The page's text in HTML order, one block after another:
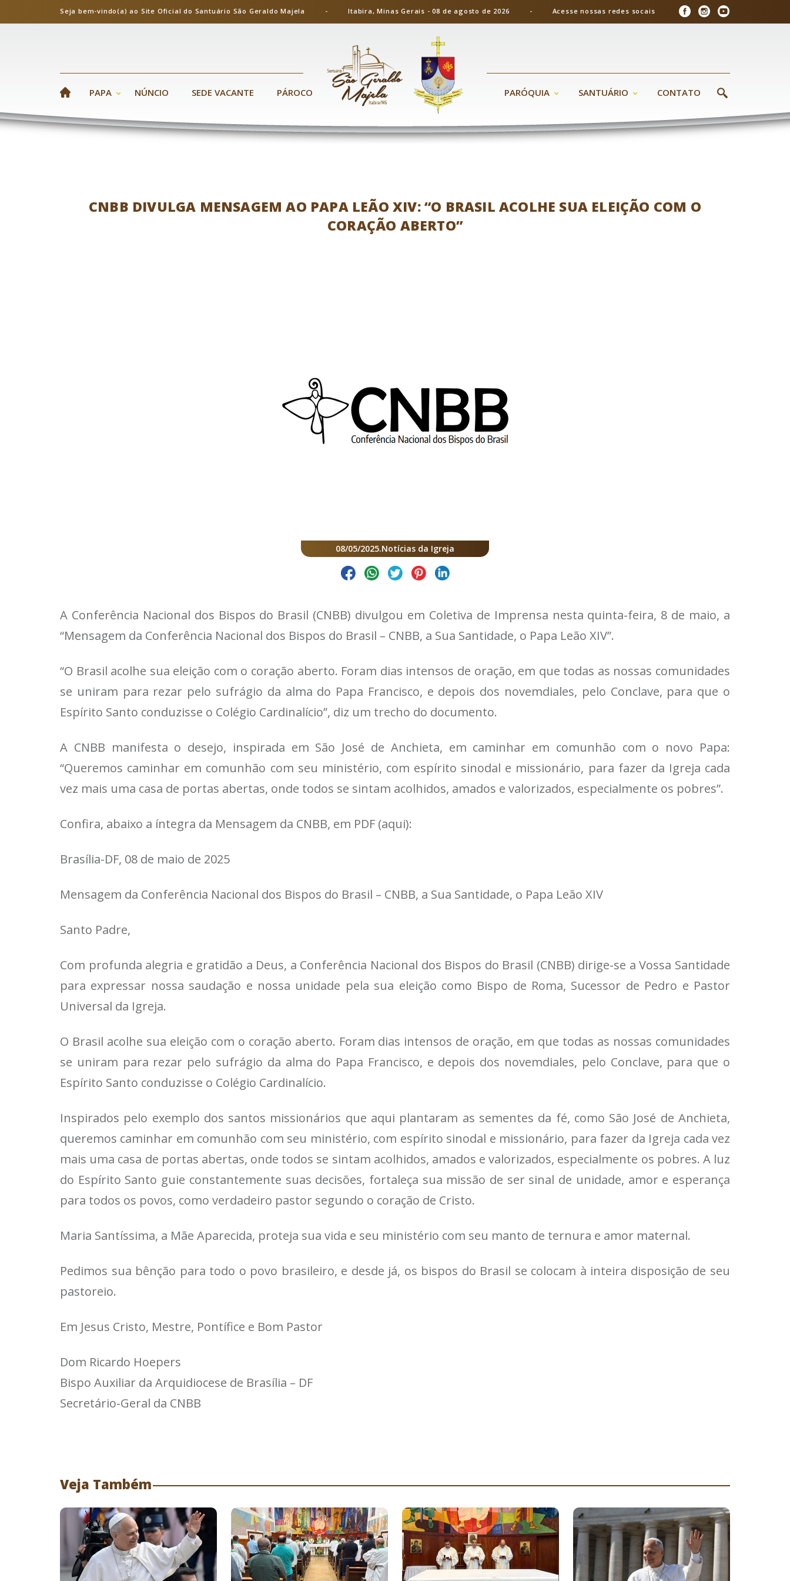
Seja bem-vindo(a) ao Site Oficial do Santuário São Geraldo Majela - Itabira, Minas Gerais - 08 de agosto de 2026 - Acesse nossas redes socais
PAPA NÚNCIO SEDE VACANTE PÁROCO PARÓQUIA SANTUÁRIO CONTATO
CNBB DIVULGA MENSAGEM AO PAPA LEÃO XIV: “O BRASIL ACOLHE SUA ELEIÇÃO COM O
CORAÇÃO ABERTO”
08/05/2025.Notícias da Igreja
A Conferência Nacional dos Bispos do Brasil (CNBB) divulgou em Coletiva de Imprensa nesta quinta-feira, 8 de maio, a
“Mensagem da Conferência Nacional dos Bispos do Brasil – CNBB, a Sua Santidade, o Papa Leão XIV”.
“O Brasil acolhe sua eleição com o coração aberto. Foram dias intensos de oração, em que todas as nossas comunidades
se uniram para rezar pelo sufrágio da alma do Papa Francisco, e depois dos novemdiales, pelo Conclave, para que o
Espírito Santo conduzisse o Colégio Cardinalício”, diz um trecho do documento.
A CNBB manifesta o desejo, inspirada em São José de Anchieta, em caminhar em comunhão com o novo Papa:
“Queremos caminhar em comunhão com seu ministério, com espírito sinodal e missionário, para fazer da Igreja cada
vez mais uma casa de portas abertas, onde todos se sintam acolhidos, amados e valorizados, especialmente os pobres”.
Confira, abaixo a íntegra da Mensagem da CNBB, em PDF (aqui):
Brasília-DF, 08 de maio de 2025
Mensagem da Conferência Nacional dos Bispos do Brasil – CNBB, a Sua Santidade, o Papa Leão XIV
Santo Padre,
Com profunda alegria e gratidão a Deus, a Conferência Nacional dos Bispos do Brasil (CNBB) dirige-se a Vossa Santidade
para expressar nossa saudação e nossa unidade pela sua eleição como Bispo de Roma, Sucessor de Pedro e Pastor
Universal da Igreja.
O Brasil acolhe sua eleição com o coração aberto. Foram dias intensos de oração, em que todas as nossas comunidades
se uniram para rezar pelo sufrágio da alma do Papa Francisco, e depois dos novemdiales, pelo Conclave, para que o
Espírito Santo conduzisse o Colégio Cardinalício.
Inspirados pelo exemplo dos santos missionários que aqui plantaram as sementes da fé, como São José de Anchieta,
queremos caminhar em comunhão com seu ministério, com espírito sinodal e missionário, para fazer da Igreja cada vez
mais uma casa de portas abertas, onde todos se sintam acolhidos, amados e valorizados, especialmente os pobres. A luz
do Espírito Santo guie constantemente suas decisões, fortaleça sua missão de ser sinal de unidade, amor e esperança
para todos os povos, como verdadeiro pastor segundo o coração de Cristo.
Maria Santíssima, a Mãe Aparecida, proteja sua vida e seu ministério com seu manto de ternura e amor maternal.
Pedimos sua bênção para todo o povo brasileiro, e desde já, os bispos do Brasil se colocam à inteira disposição de seu
pastoreio.
Em Jesus Cristo, Mestre, Pontífice e Bom Pastor
Dom Ricardo Hoepers
Bispo Auxiliar da Arquidiocese de Brasília – DF
Secretário-Geral da CNBB
Veja Também